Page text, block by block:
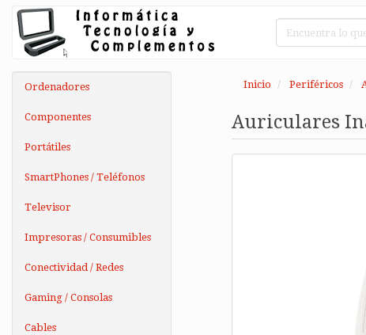
Ordenadores
Componentes
Portátiles
SmartPhones / Teléfonos
Televisor
Impresoras / Consumibles
Conectividad / Redes
Gaming / Consolas
Cables
Inicio Periféricos
Auriculares